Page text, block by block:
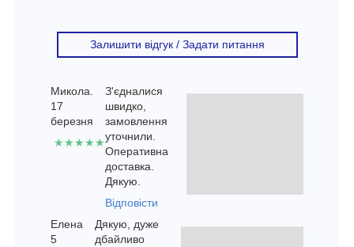
Залишити відгук / Задати питання
Микола.
17
березня
★★★★★
З'єдналися
швидко,
замовлення
уточнили.
Оперативна
доставка.
Дякую.
Відповісти
Елена
5
Дякую, дуже
дбайливо